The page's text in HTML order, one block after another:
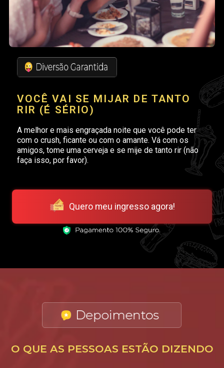
VOCÊ VAI SE MIJAR DE TANTO
RIR (É SÉRIO)
A melhor e mais engraçada noite que você pode ter
com o crush, ficante ou com o amante. Vá com os
amigos, tome uma cerveja e se mije de tanto rir (não
faça isso, por favor).
Quero meu ingresso agora!
O QUE AS PESSOAS ESTÃO DIZENDO